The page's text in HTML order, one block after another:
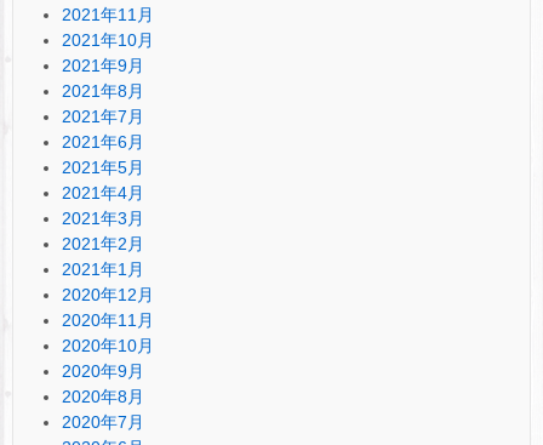
2021年11月
2021年10月
2021年9月
2021年8月
2021年7月
2021年6月
2021年5月
2021年4月
2021年3月
2021年2月
2021年1月
2020年12月
2020年11月
2020年10月
2020年9月
2020年8月
2020年7月